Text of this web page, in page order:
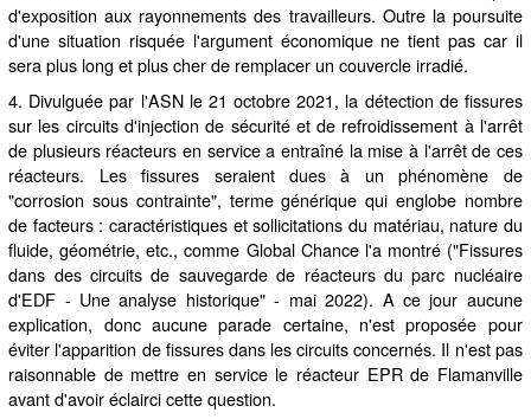
d'exposition aux rayonnements des travailleurs. Outre la poursuite
d'une situation risquée l'argument économique ne tient pas car il
sera plus long et plus cher de remplacer un couvercle irradié.
4. Divulguée par l'ASN le 21 octobre 2021, la détection de fissures
sur les circuits d'injection de sécurité et de refroidissement à l'arrêt
de plusieurs réacteurs en service a entraîné la mise à l'arrêt de ces
réacteurs. Les fissures seraient dues à un phénomène de
"corrosion sous contrainte", terme générique qui englobe nombre
de facteurs : caractéristiques et sollicitations du matériau, nature du
fluide, géométrie, etc., comme Global Chance l'a montré ("Fissures
dans des circuits de sauvegarde de réacteurs du parc nucléaire
d'EDF - Une analyse historique" - mai 2022). A ce jour aucune
explication, donc aucune parade certaine, n'est proposée pour
éviter l'apparition de fissures dans les circuits concernés. Il n'est pas
raisonnable de mettre en service le réacteur EPR de Flamanville
avant d'avoir éclairci cette question.